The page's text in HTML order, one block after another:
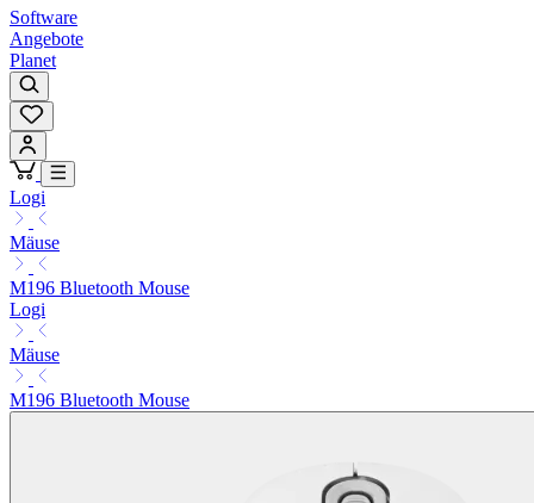
Software
Angebote
Planet
Logi
Mäuse
M196 Bluetooth Mouse
Logi
Mäuse
M196 Bluetooth Mouse